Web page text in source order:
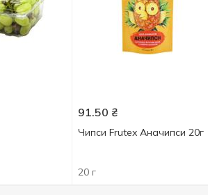
91.50 ₴
Чипси Frutex Аначипси 20г
20 г